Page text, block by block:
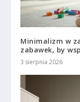
Minimalizm w
zabawek, by
3 sierpnia 2026